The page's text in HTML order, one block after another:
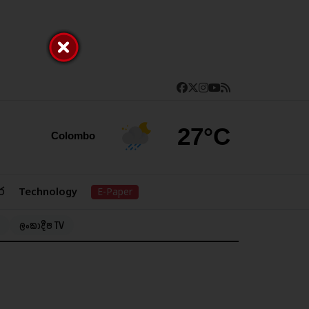
Colombo 27°C
Technology E-Paper
ලංකාදීප TV